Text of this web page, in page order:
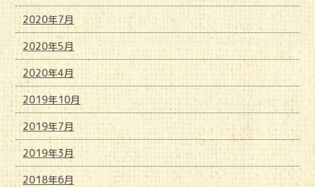
2020年7月
2020年5月
2020年4月
2019年10月
2019年7月
2019年3月
2018年6月